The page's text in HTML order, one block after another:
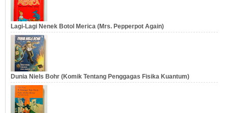
Lagi-Lagi Nenek Botol Merica (Mrs. Pepperpot Again)
Dunia Niels Bohr (Komik Tentang Penggagas Fisika Kuantum)